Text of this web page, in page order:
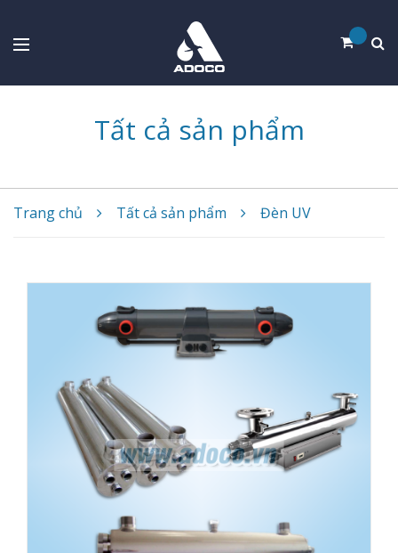
Tất cả sản phẩm
Trang chủ Tất cả sản phẩm Đèn UV